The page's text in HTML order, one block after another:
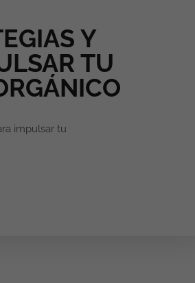
Y
TU
impulsar tu